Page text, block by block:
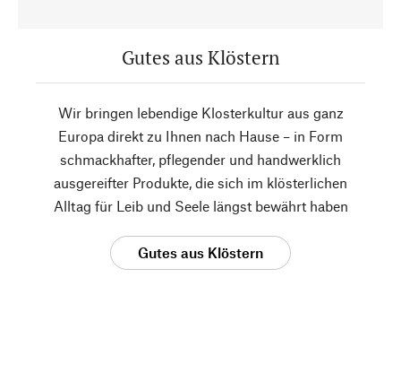
Gutes aus Klöstern
Wir bringen lebendige Klosterkultur aus ganz
Europa direkt zu Ihnen nach Hause – in Form
schmackhafter, pflegender und handwerklich
ausgereifter Produkte, die sich im klösterlichen
Alltag für Leib und Seele längst bewährt haben
Gutes aus Klöstern